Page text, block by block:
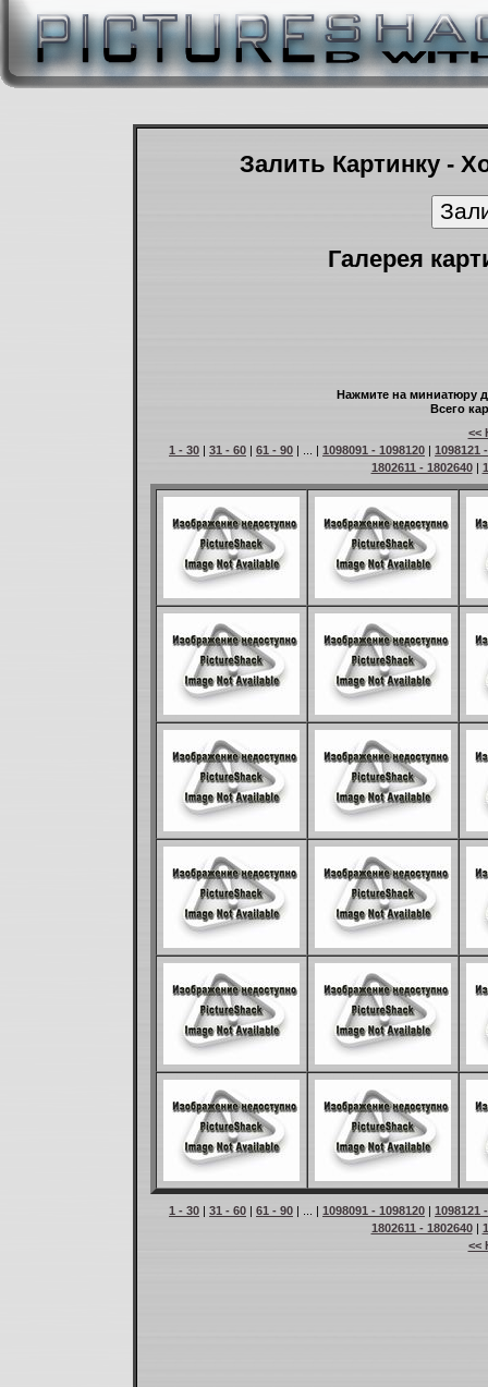
Залить Картинку -
Галерея
Нажмите на миниатюру
Всего
<<
1 - 30 | 31 - 60 | 61 - 90 | ... | 1098091 - 1098120 | 1098121
1802611 - 1802640|
1 - 30 | 31 - 60 | 61 - 90 | ... | 1098091 - 1098120 | 1098121
1802611 - 1802640|
<<